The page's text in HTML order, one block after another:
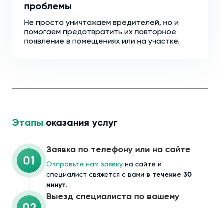
проблемы
Не просто уничтожаем вредителей, но и
помогаем предотвратить их повторное
появление в помещениях или на участке.
Этапы оказания услуг
01
Заявка по телефону или на сайте
Отправьте нам заявку на сайте и
специалист свяжется с вами в течение 30
минут.
Выезд специалиста по вашему